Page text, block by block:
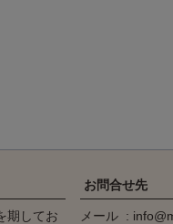
期してお
お問合せ先
メール